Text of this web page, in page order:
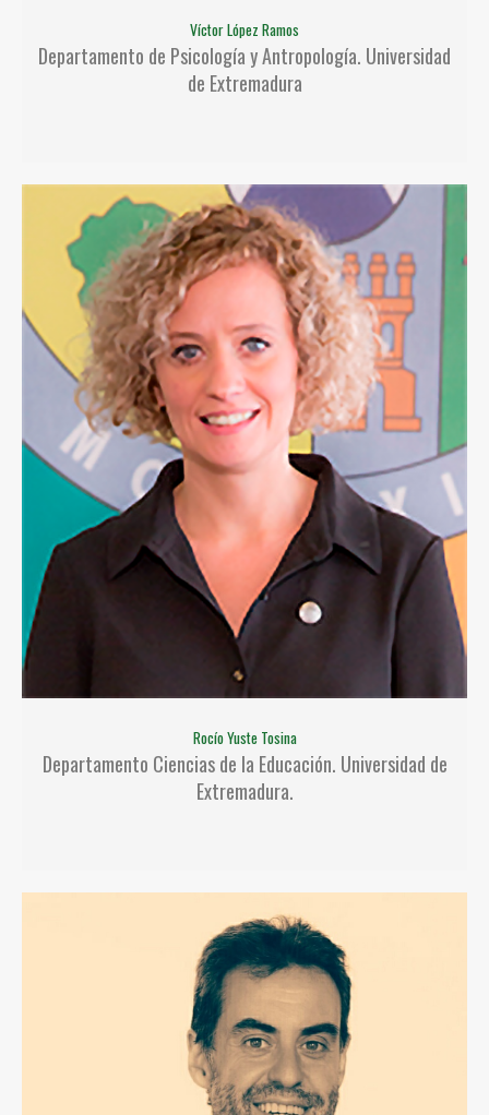
Víctor López Ramos
Departamento de Psicología y Antropología. Universidad
de Extremadura
Rocío Yuste Tosina
Departamento Ciencias de la Educación. Universidad de
Extremadura.